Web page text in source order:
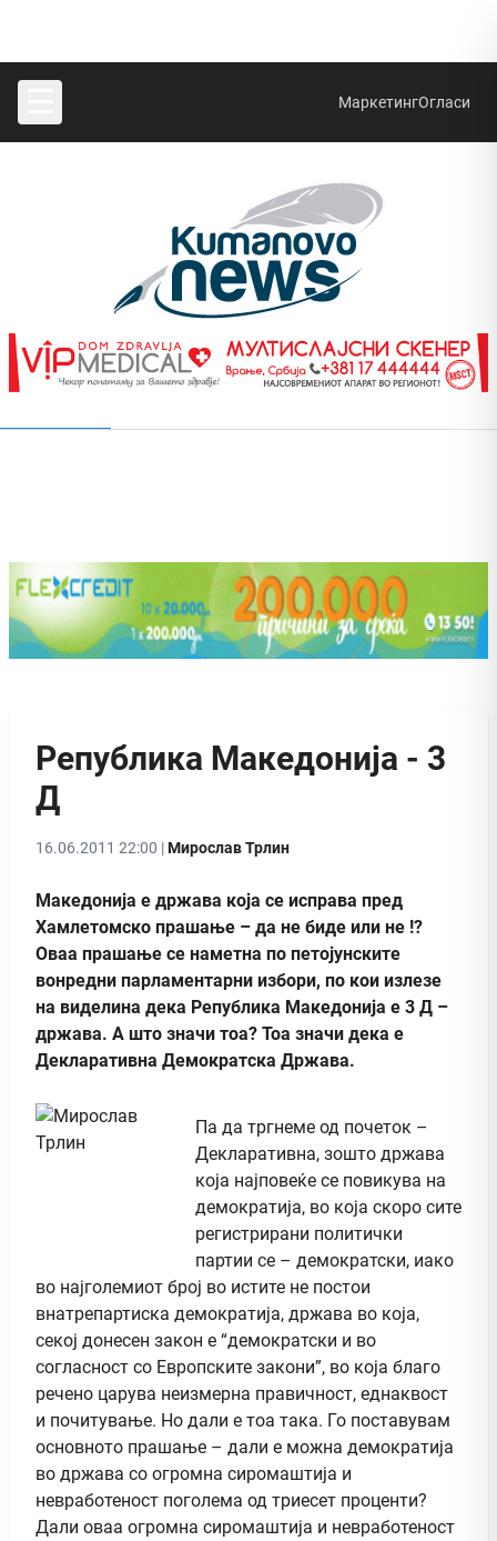
МаркетингОгласи
Република Македонија - 3
Д
16.06.2011 22:00 |Мирослав Трлин
Македонија е држава која се исправа пред
Хамлетомско прашање – да не биде или не !?
Оваа прашање се наметна по петојунските
вонредни парламентарни избори, по кои излезе
на виделина дека Република Македонија е 3 Д –
држава. А што значи тоа? Тоа значи дека е
Декларативна Демократска Држава.
Па да тргнеме од почеток –
Декларативна, зошто држава
која најповеќе се повикува на
демократија, во која скоро сите
регистрирани политички
партии се – демократски, иако
во најголемиот број во истите не постои
внатрепартиска демократија, држава во која,
секој донесен закон е “демократски и во
согласност со Европските закони”, во која благо
речено царува неизмерна правичност, еднаквост
и почитување. Но дали е тоа така. Го поставувам
основното прашање – дали е можна демократија
во држава со огромна сиромаштија и
невработеност поголема од триесет проценти?
Дали оваа огромна сиромаштија и невработеност